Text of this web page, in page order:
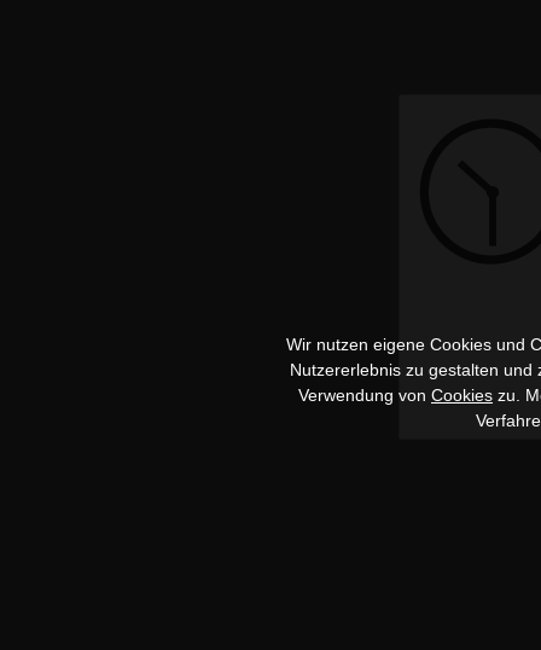
Wir nutzen eigene Cookies und
Nutzererlebnis zu gestalten
Verwendung von Cookies zu.